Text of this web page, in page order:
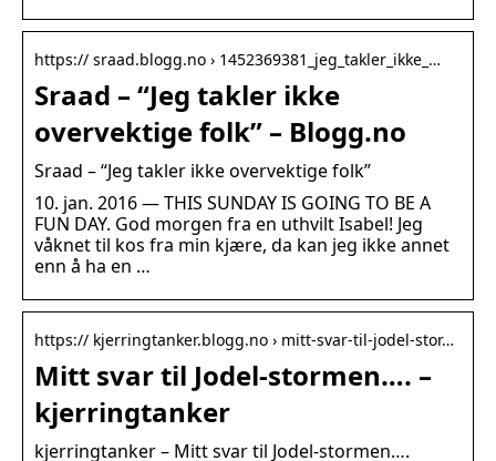
https:// sraad.blogg.no › 1452369381_jeg_takler_ikke_…
Sraad – “Jeg takler ikke
overvektige folk” – Blogg.no
Sraad – “Jeg takler ikke overvektige folk”
10. jan. 2016 — THIS SUNDAY IS GOING TO BE A
FUN DAY. God morgen fra en uthvilt Isabel! Jeg
våknet til kos fra min kjære, da kan jeg ikke annet
enn å ha en …
https:// kjerringtanker.blogg.no › mitt-svar-til-jodel-stor…
Mitt svar til Jodel-stormen…. –
kjerringtanker
kjerringtanker – Mitt svar til Jodel-stormen….